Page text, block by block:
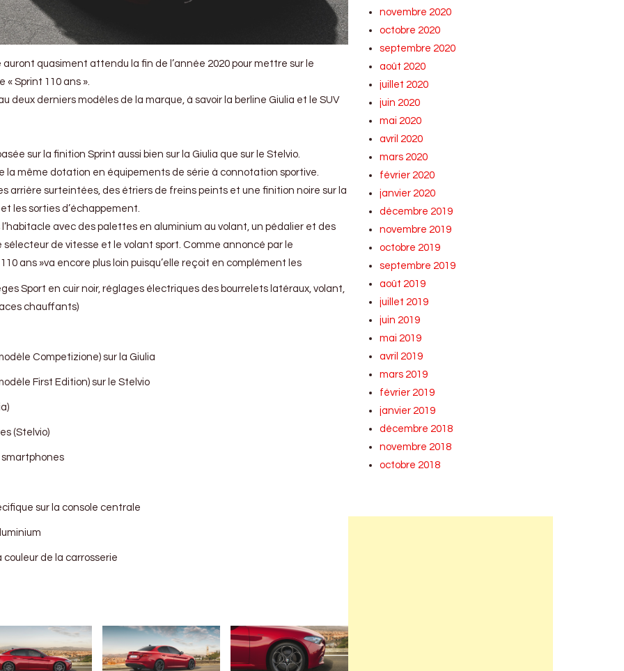
quasiment attendu la fin de l’année 2020 pour mettre sur le
Sprint 110 ans ».
deux derniers modèles de la marque, à savoir la berline Giulia et le SUV
sur la finition Sprint aussi bien sur la Giulia que sur le Stelvio.
la même dotation en équipements de série à connotation sportive.
arrière surteintées, des étriers de freins peints et une finition noire sur la
les sorties d’échappement.
avec des palettes en aluminium au volant, un pédalier et des
sélecteur de vitesse et le volant sport. Comme annoncé par le
ans »va encore plus loin puisqu’elle reçoit en complément les
Sport en cuir noir, réglages électriques des bourrelets latéraux, volant,
chauffants)
Competizione) sur la Giulia
First Edition) sur le Stelvio
(Stelvio)
sur la console centrale
de la carrosserie
novembre 2020
octobre 2020
septembre 2020
août 2020
juillet 2020
juin 2020
mai 2020
avril 2020
mars 2020
février 2020
janvier 2020
décembre 2019
novembre 2019
octobre 2019
septembre 2019
août 2019
juillet 2019
juin 2019
mai 2019
avril 2019
mars 2019
février 2019
janvier 2019
décembre 2018
novembre 2018
octobre 2018